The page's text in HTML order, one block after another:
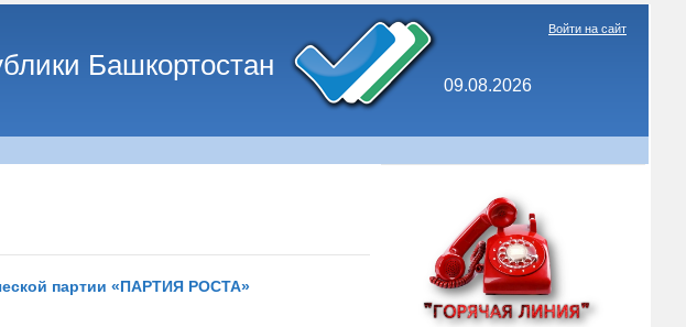
Башкортостан
09.08.2026
Войти на сайт
партии «ПАРТИЯ РОСТА»